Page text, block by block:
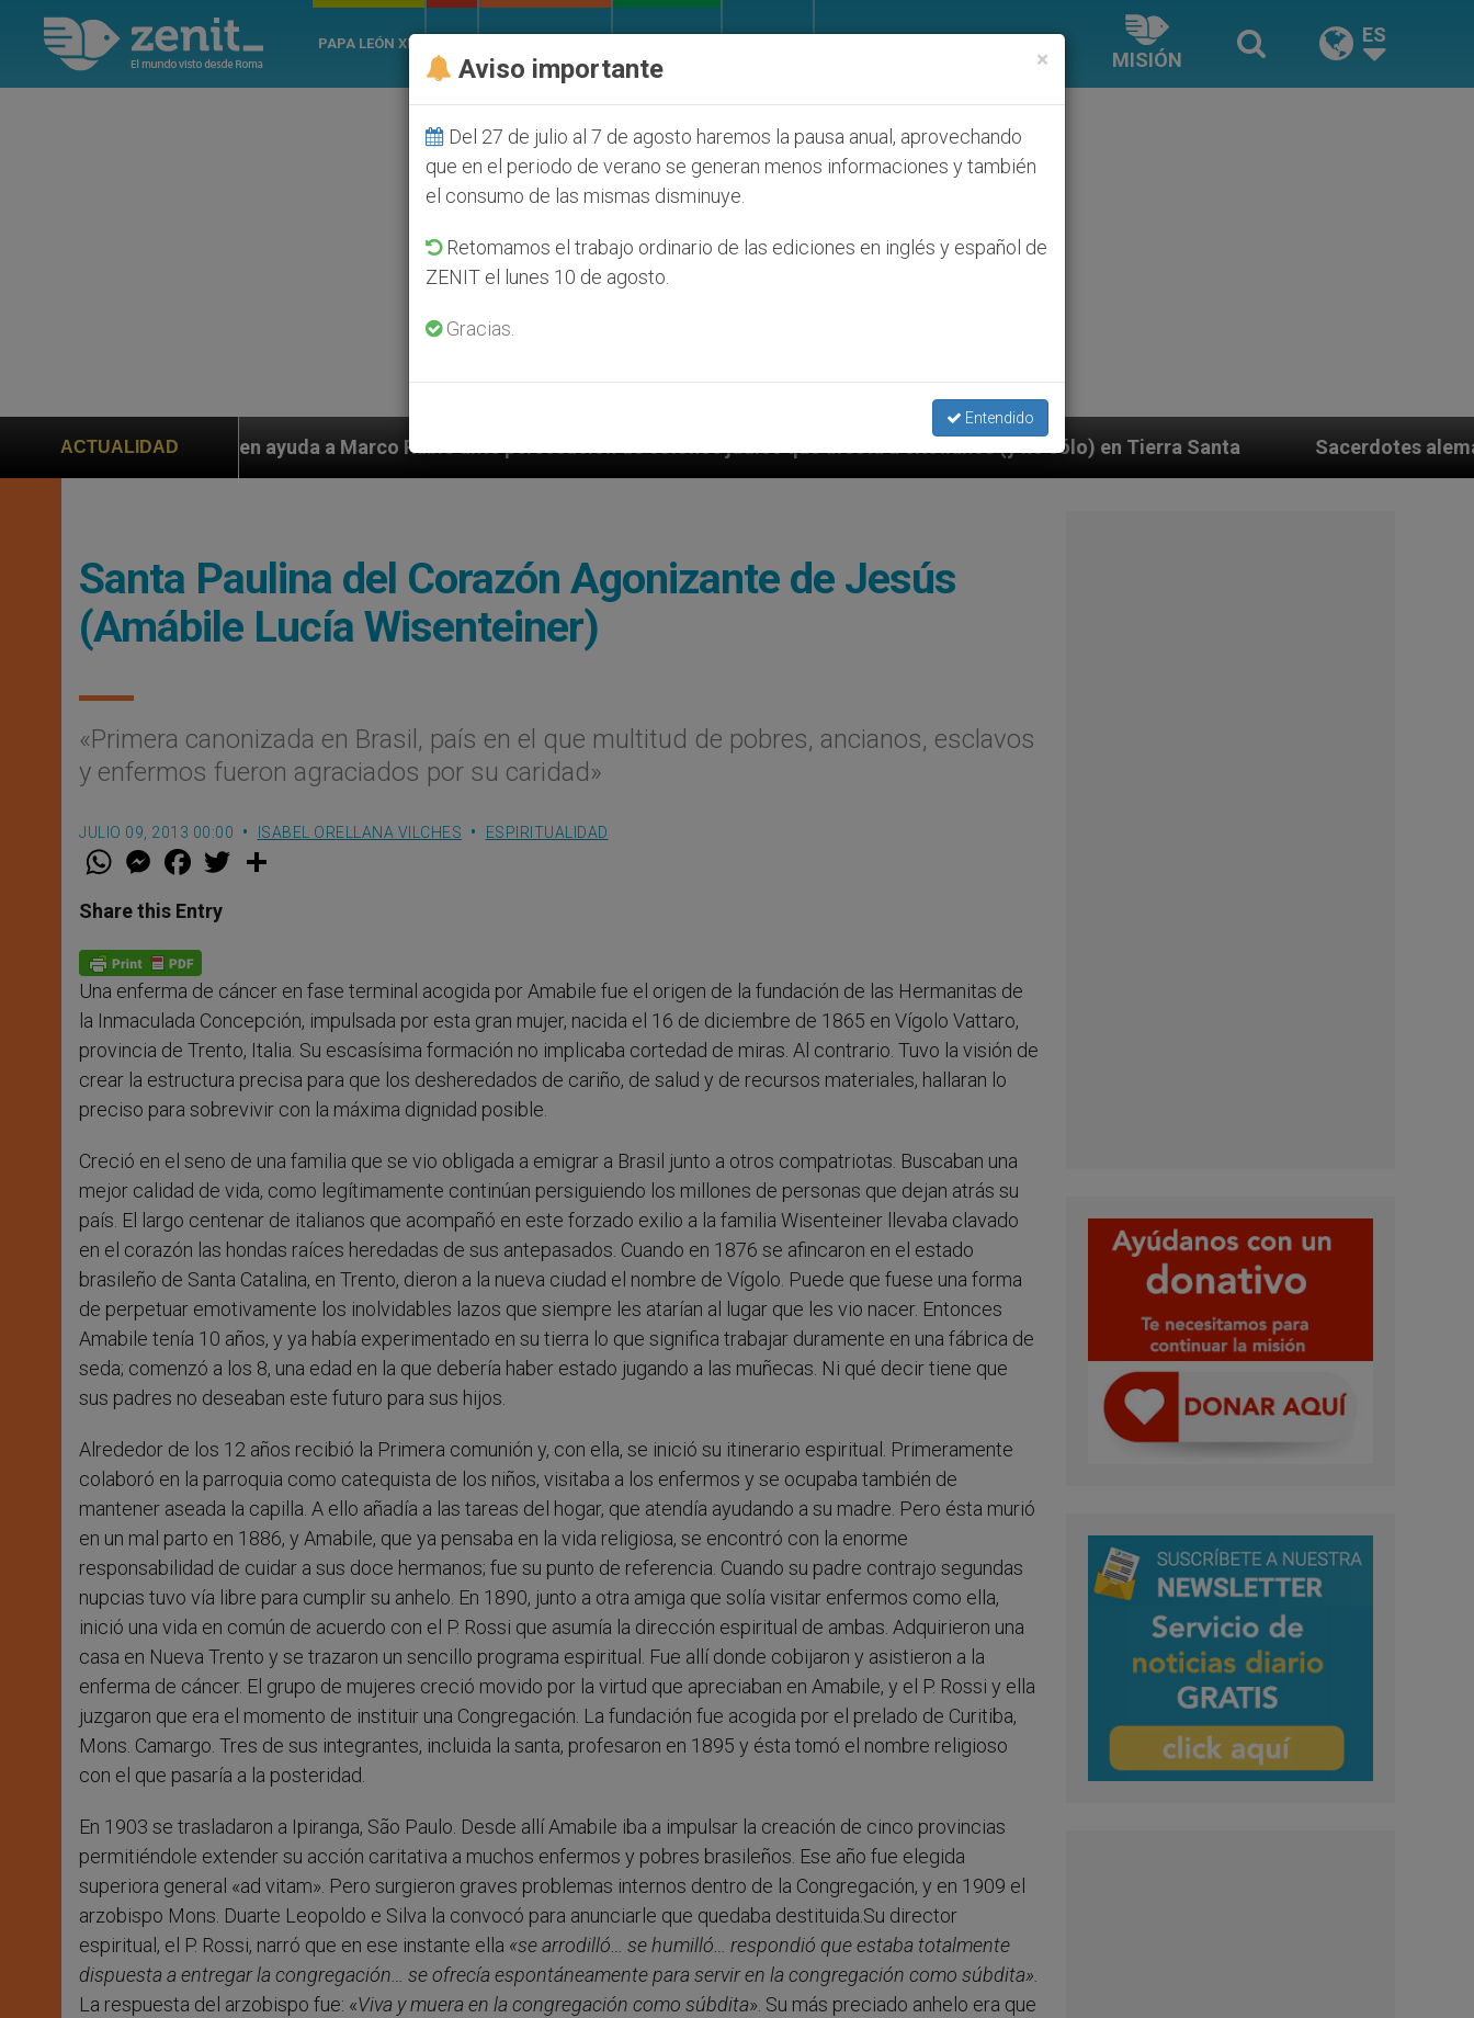
PAPA LEÓN XIV
MISIÓN
ES
ACTUALIDAD
ayuda a Marco Rubio ante persecución de colonos judíos que afecta a cristianos (y no sólo) en Tierra Santa Sacerdotes alemanes fieles al Papa
Santa Paulina del Corazón Agonizante de Jesús
(Amábile Lucía Wisenteiner)
«Primera canonizada en Brasil, país en el que multitud de pobres, ancianos, esclavos
y enfermos fueron agraciados por su caridad»
JULIO 09, 2013 00:00 ISABEL ORELLANA VILCHES ESPIRITUALIDAD
W
t
s
p
p
M
e
s
e
g
e
r
F
a
e
b
o
k
w
Share this Entry
Una enferma de cáncer en fase terminal acogida por Amabile fue el origen de la fundación de las Hermanitas de
la Inmaculada Concepción, impulsada por esta gran mujer, nacida el 16 de diciembre de 1865 en Vígolo Vattaro,
provincia de Trento, Italia. Su escasísima formación no implicaba cortedad de miras. Al contrario. Tuvo la visión de
crear la estructura precisa para que los desheredados de cariño, de salud y de recursos materiales, hallaran lo
preciso para sobrevivir con la máxima dignidad posible.
Creció en el seno de una familia que se vio obligada a emigrar a Brasil junto a otros compatriotas. Buscaban una
mejor calidad de vida, como legítimamente continúan persiguiendo los millones de personas que dejan atrás su
país. El largo centenar de italianos que acompañó en este forzado exilio a la familia Wisenteiner llevaba clavado
en el corazón las hondas raíces heredadas de sus antepasados. Cuando en 1876 se afincaron en el estado
brasileño de Santa Catalina, en Trento, dieron a la nueva ciudad el nombre de Vígolo. Puede que fuese una forma
de perpetuar emotivamente los inolvidables lazos que siempre les atarían al lugar que les vio nacer. Entonces
Amabile tenía 10 años, y ya había experimentado en su tierra lo que significa trabajar duramente en una fábrica de
seda; comenzó a los 8, una edad en la que debería haber estado jugando a las muñecas. Ni qué decir tiene que
sus padres no deseaban este futuro para sus hijos.
Alrededor de los 12 años recibió la Primera comunión y, con ella, se inició su itinerario espiritual. Primeramente
colaboró en la parroquia como catequista de los niños, visitaba a los enfermos y se ocupaba también de
mantener aseada la capilla. A ello añadía a las tareas del hogar, que atendía ayudando a su madre. Pero ésta murió
en un mal parto en 1886, y Amabile, que ya pensaba en la vida religiosa, se encontró con la enorme
responsabilidad de cuidar a sus doce hermanos; fue su punto de referencia. Cuando su padre contrajo segundas
nupcias tuvo vía libre para cumplir su anhelo. En 1890, junto a otra amiga que solía visitar enfermos como ella,
inició una vida en común de acuerdo con el P. Rossi que asumía la dirección espiritual de ambas. Adquirieron una
casa en Nueva Trento y se trazaron un sencillo programa espiritual. Fue allí donde cobijaron y asistieron a la
enferma de cáncer. El grupo de mujeres creció movido por la virtud que apreciaban en Amabile, y el P. Rossi y ella
juzgaron que era el momento de instituir una Congregación. La fundación fue acogida por el prelado de Curitiba,
Mons. Camargo. Tres de sus integrantes, incluida la santa, profesaron en 1895 y ésta tomó el nombre religioso
con el que pasaría a la posteridad.
En 1903 se trasladaron a Ipiranga, São Paulo. Desde allí Amabile iba a impulsar la creación de cinco provincias
permitiéndole extender su acción caritativa a muchos enfermos y pobres brasileños. Ese año fue elegida
superiora general «ad vitam». Pero surgieron graves problemas internos dentro de la Congregación, y en 1909 el
arzobispo Mons. Duarte Leopoldo e Silva la convocó para anunciarle que quedaba destituida.Su director
espiritual, el P. Rossi, narró que en ese instante ella «se arrodilló… se humilló… respondió que estaba totalmente
dispuesta a entregar la congregación… se ofrecía espontáneamente para servir en la congregación como súbdita».
La respuesta del arzobispo fue: «Viva y muera en la congregación como súbdita». Su más preciado anhelo era que
×
Aviso importante
Del 27 de julio al 7 de agosto haremos la pausa anual, aprovechando
que en el periodo de verano se generan menos informaciones y también
el consumo de las mismas disminuye.
Retomamos el trabajo ordinario de las ediciones en inglés y español de
ZENIT el lunes 10 de agosto.
Gracias.
Entendido